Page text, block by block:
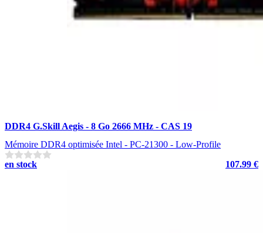
DDR4 G.Skill Aegis - 8 Go 2666 MHz - CAS 19
Mémoire DDR4 optimisée Intel - PC-21300 - Low-Profile
en stock
107.99 €